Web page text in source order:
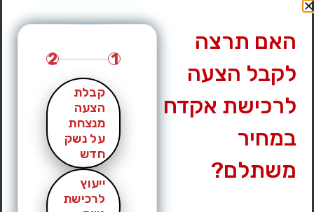
לחץ לצפייה במס’ טלפון »
האם תרצה
לקבל הצעה
לרכישת אקדח
במחיר
משתלם?
1
2
קבלת
הצעה
מנצחת
על נשק
חדש
ייעוץ
לרכישת